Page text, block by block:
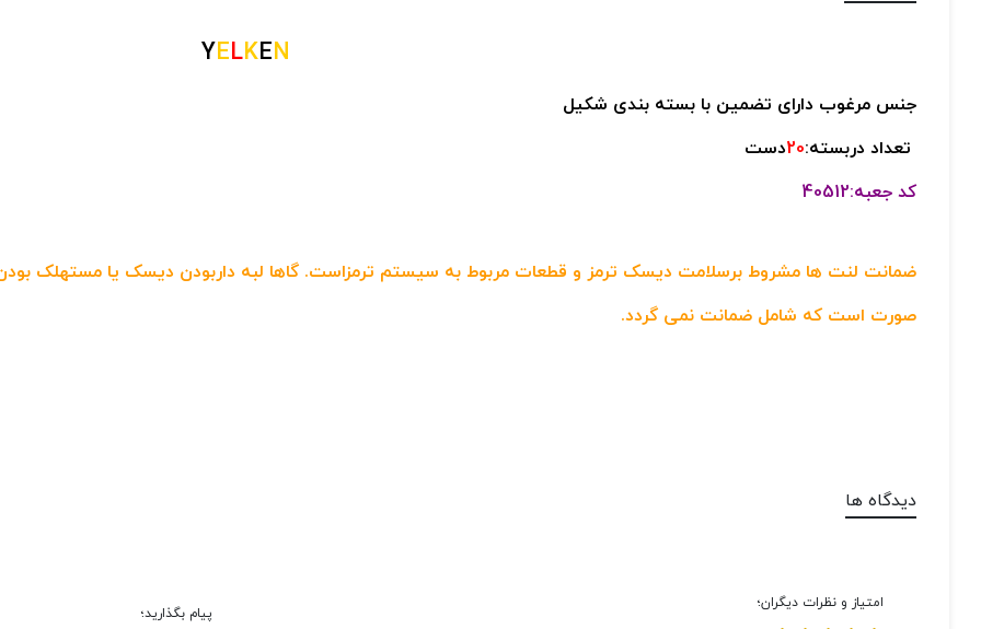
YELKEN
جنس مرغوب دارای تضمین با بسته بندی شکیل
تعداد دربسته:20دست
کد جعبه:40512
ضمانت لنت ها مشروط برسلامت دیسک ترمز و قطعات مربوط به سیستم ترمزاست. گاها لبه داربودن دیسک یا مستهلک
صورت است که شامل ضمانت نمی گردد.
دیدگاه ها
امتیاز و نظرات دیگران؛
پیام بگذارید؛